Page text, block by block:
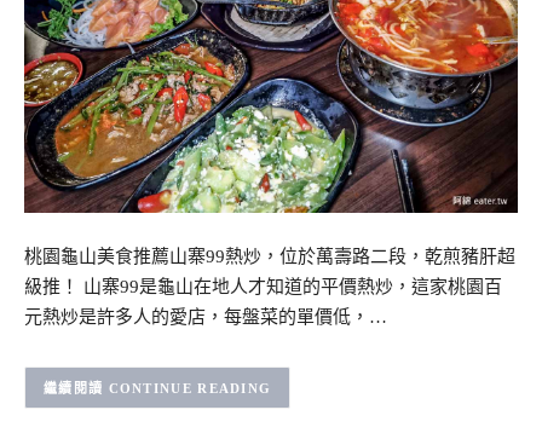
桃園龜山美食推薦山寨99熱炒，位於萬壽路二段，乾煎豬肝超
級推！ 山寨99是龜山在地人才知道的平價熱炒，這家桃園百
元熱炒是許多人的愛店，每盤菜的單價低，…
CONTINUE READING